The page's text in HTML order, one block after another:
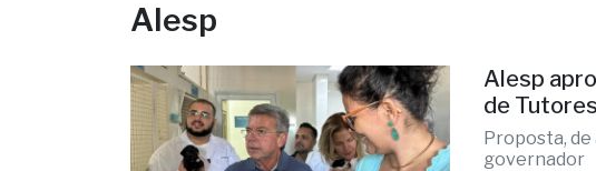
Alesp
Alesp
de
Proposta,
governador